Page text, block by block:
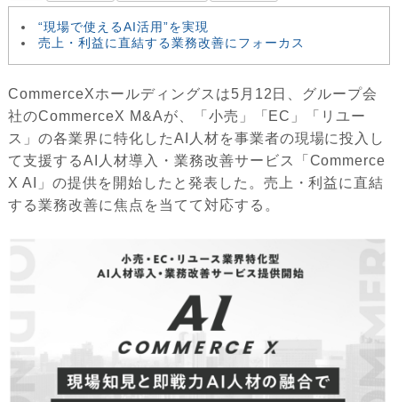
“現場で使えるAI活用”を実現
売上・利益に直結する業務改善にフォーカス
CommerceXホールディングスは5月12日、グループ会
社のCommerceX M&Aが、「小売」「EC」「リユー
ス」の各業界に特化したAI人材を事業者の現場に投入し
て支援するAI人材導入・業務改善サービス「Commerce
X AI」の提供を開始したと発表した。売上・利益に直結
する業務改善に焦点を当てて対応する。